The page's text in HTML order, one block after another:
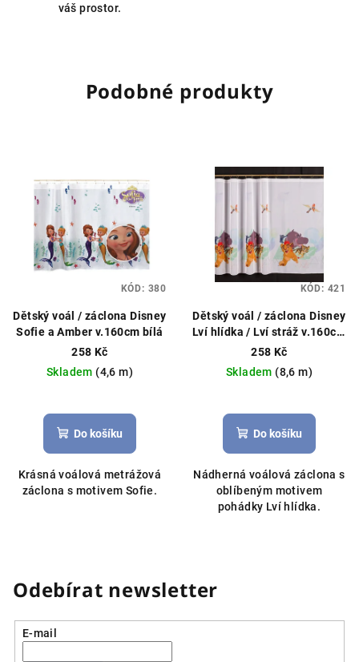
váš prostor.
Podobné produkty
Dětský voál / záclona Disney
Sofie a Amber v.160cm bílá
258 Kč
Skladem (4,6 m)
Do košíku
Krásná voálová metrážová
záclona s motivem Sofie.
KÓD: 380
Dětský voál / záclona Disney
Lví hlídka / Lví stráž v.160cm
bílá
258 Kč
Skladem (8,6 m)
Do košíku
Nádherná voálová záclona s
oblíbeným motivem
pohádky Lví hlídka.
KÓD: 421
Odebírat newsletter
E-mail